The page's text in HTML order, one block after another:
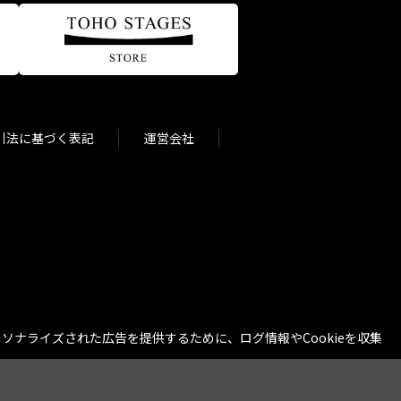
法に基づく表記 運営会社
ナライズされた広告を提供するために、ログ情報やCookieを収集